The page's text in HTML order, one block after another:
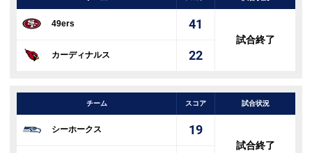
49ers 41
試合終了
カーディナルス 22
チーム スコア 試合状況
シーホークス 19
試合終了